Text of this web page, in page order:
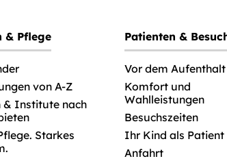
& Pflege
von A-Z
& Institute nach
Starkes
Patienten &
Vor dem Aufenthalt
Komfort und
Wahlleistungen
Besuchszeiten
Ihr Kind als Patient
Anfahrt